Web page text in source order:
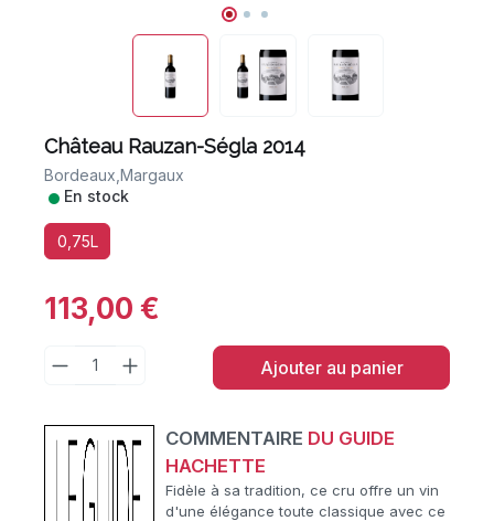
Château Rauzan-Ségla 2014
Bordeaux, Margaux
•En stock
0,75L
113,00 €
Ajouter au panier
COMMENTAIRE DU GUIDE
HACHETTE
Fidèle à sa tradition, ce cru offre un vin
d'une élégance toute classique avec ce